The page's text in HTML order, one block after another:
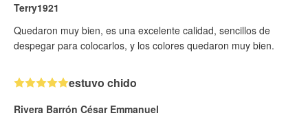
Terry1921
Quedaron muy bien, es una excelente calidad, sencillos de
despegar para colocarlos, y los colores quedaron muy bien.
estuvo chido
Rivera Barrón César Emmanuel